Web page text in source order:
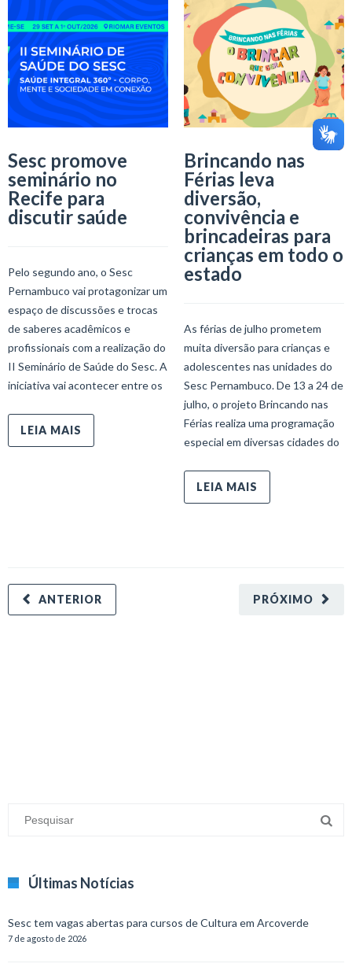
Sesc promove
seminário no
Recife para
discutir saúde
Pelo segundo ano, o Sesc
Pernambuco vai protagonizar um
espaço de discussões e trocas
de saberes acadêmicos e
profissionais com a realização do
II Seminário de Saúde do Sesc. A
iniciativa vai acontecer entre os
LEIA MAIS
Brincando nas
Férias leva
diversão,
convivência e
brincadeiras para
crianças em todo o
estado
As férias de julho prometem
muita diversão para crianças e
adolescentes nas unidades do
Sesc Pernambuco. De 13 a 24 de
julho, o projeto Brincando nas
Férias realiza uma programação
especial em diversas cidades do
LEIA MAIS
PRÓXIMO
ANTERIOR
Últimas Notícias
Sesc tem vagas abertas para cursos de Cultura em Arcoverde
7 de agosto de 2026